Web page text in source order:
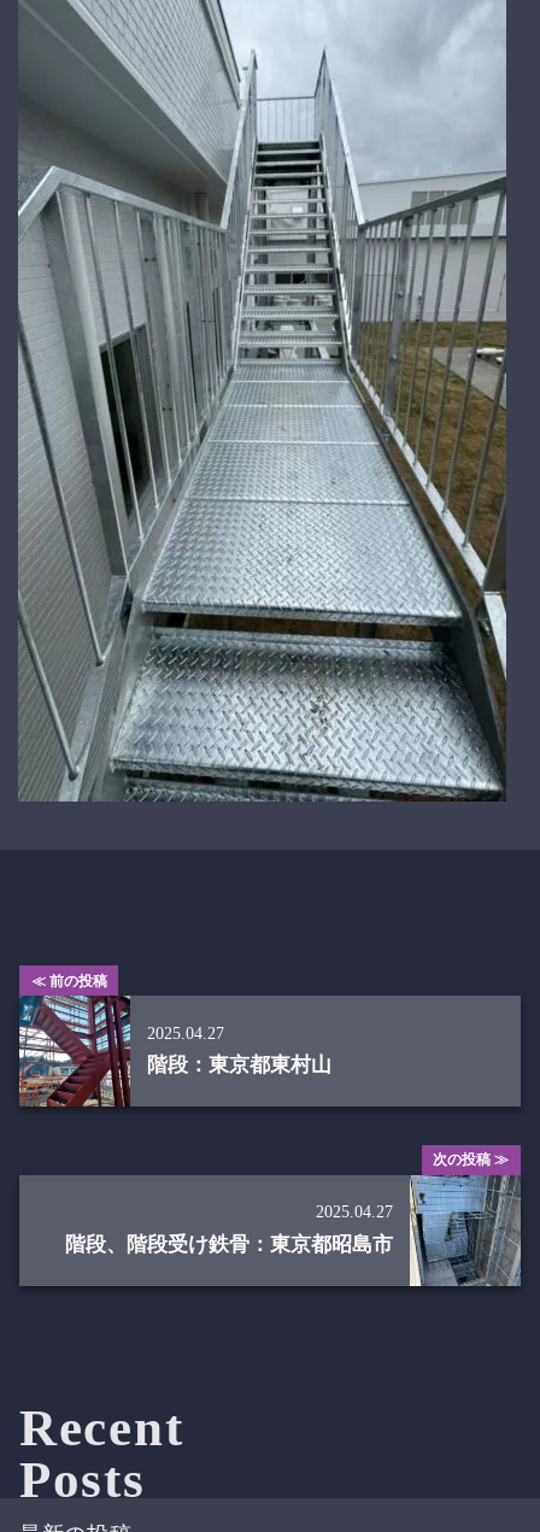
≪ 前の投稿
2025.04.27
階段：東京都東村山
次の投稿 ≫
2025.04.27
階段、階段受け鉄骨：東京都昭島市
Recent
Posts